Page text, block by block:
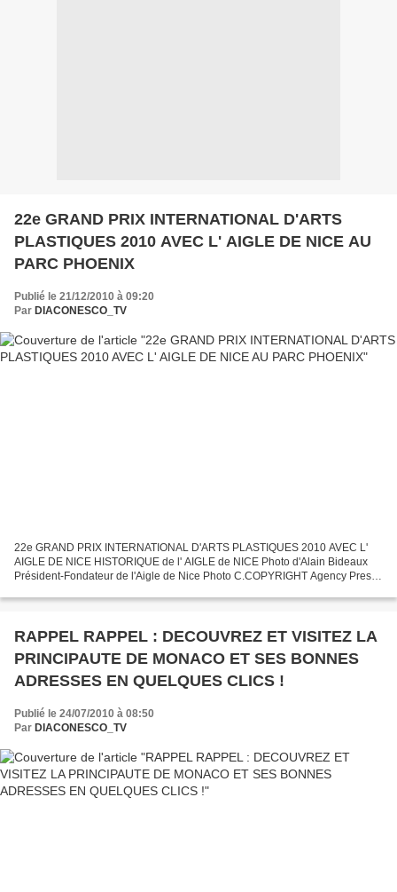
22e GRAND PRIX INTERNATIONAL D'ARTS
PLASTIQUES 2010 AVEC L' AIGLE DE NICE AU
PARC PHOENIX
Publié le 21/12/2010 à 09:20
Par DIACONESCO_TV
22e GRAND PRIX INTERNATIONAL D'ARTS PLASTIQUES 2010 AVEC L'
AIGLE DE NICE HISTORIQUE de l' AIGLE de NICE Photo d'Alain Bideaux
Président-Fondateur de l'Aigle de Nice Photo C.COPYRIGHT Agency Press
RAPPEL RAPPEL : DECOUVREZ ET VISITEZ LA
PRINCIPAUTE DE MONACO ET SES BONNES
ADRESSES EN QUELQUES CLICS !
Publié le 24/07/2010 à 08:50
Par DIACONESCO_TV